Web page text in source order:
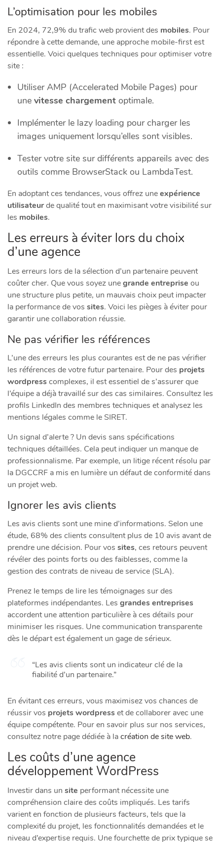
L’optimisation pour les mobiles
En 2024, 72,9% du trafic web provient des mobiles. Pour
répondre à cette demande, une approche mobile-first est
essentielle. Voici quelques techniques pour optimiser votre
site :
Utiliser AMP (Accelerated Mobile Pages) pour
une vitesse chargement optimale.
Implémenter le lazy loading pour charger les
images uniquement lorsqu’elles sont visibles.
Tester votre site sur différents appareils avec des
outils comme BrowserStack ou LambdaTest.
En adoptant ces tendances, vous offrez uneexpérience
utilisateurde qualité tout en maximisant votre visibilité sur
les mobiles.
Les erreurs à éviter lors du choix
d’une agence
Les erreurs lors de la sélection d’un partenaire peuvent
coûter cher. Que vous soyez unegrande entreprise ou
une structure plus petite, un mauvais choix peut impacter
la performance de vos sites. Voici les pièges à éviter pour
garantir une collaboration réussie.
Ne pas vérifier les références
L’une des erreurs les plus courantes est de ne pas vérifier
les références de votre futur partenaire. Pour des projets
wordpresscomplexes, il est essentiel de s’assurer que
l’équipe a déjà travaillé sur des cas similaires. Consultez les
profils LinkedIn des membres techniques et analysez les
mentions légales comme le SIRET.
Un signal d’alerte ? Un devis sans spécifications
techniques détaillées. Cela peut indiquer un manque de
professionnalisme. Par exemple, un litige récent résolu par
la DGCCRF a mis en lumière un défaut de conformité dans
un projet web.
Ignorer les avis clients
Les avis clients sont une mine d’informations. Selon une
étude, 68% des clients consultent plus de 10 avis avant de
prendre une décision. Pour vos sites, ces retours peuvent
révéler des points forts ou des faiblesses, comme la
gestion des contrats de niveau de service (SLA).
Prenez le temps de lire les témoignages sur des
plateformes indépendantes. Les grandes entreprises
accordent une attention particulière à ces détails pour
minimiser les risques. Une communication transparente
dès le départ est également un gage de sérieux.
“Les avis clients sont un indicateur clé de la
fiabilité d’un partenaire.”
En évitant ces erreurs, vous maximisez vos chances de
réussir vos projets wordpresset de collaborer avec une
équipe compétente. Pour en savoir plus sur nos services,
consultez notre page dédiée à lacréation de site web.
Les coûts d’une agence
développement WordPress
Investir dans un site performant nécessite une
compréhension claire des coûts impliqués. Les tarifs
varient en fonction de plusieurs facteurs, tels que la
complexité du projet, les fonctionnalités demandées et le
niveau d’expertise requis. Une fourchette de prix typique se